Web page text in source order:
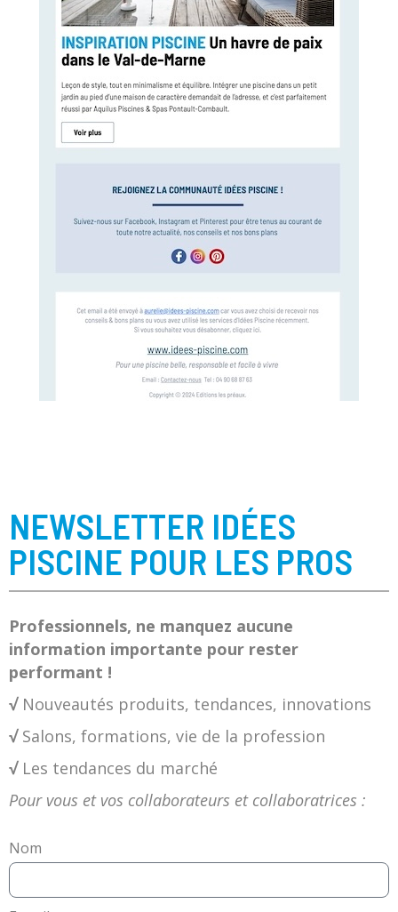
NEWSLETTER IDÉES
PISCINE POUR LES PROS
Professionnels, ne manquez aucune
information importante pour rester
performant !
√Nouveautés produits, tendances, innovations
√Salons, formations, vie de la profession
√Les tendances du marché
Pour vous et vos collaborateurs et collaboratrices :
Nom